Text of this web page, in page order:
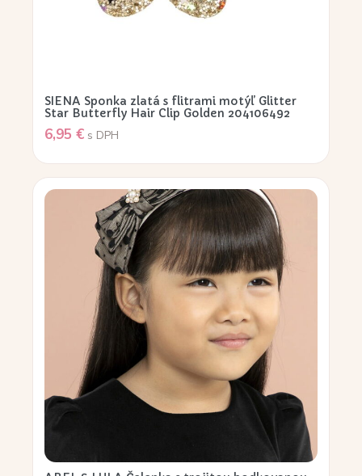
SIENA Sponka zlatá s flitrami motýľ Glitter
Star Butterfly Hair Clip Golden 204106492
6,95 € s DPH